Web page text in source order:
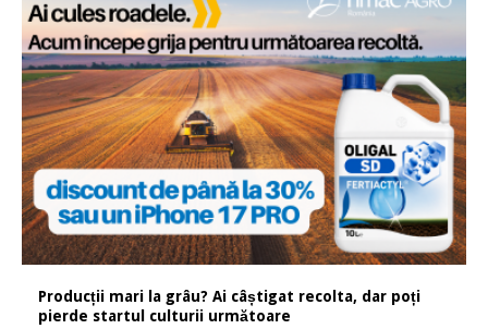
Producții mari la grâu? Ai câștigat recolta, dar poți
pierde startul culturii următoare